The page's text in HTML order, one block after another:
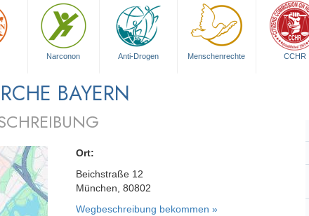
Narconon Anti-Drogen Menschenrechte CCHR
BAYERN
Ort:
Beichstraße 12
München, 80802
Wegbeschreibung bekommen »